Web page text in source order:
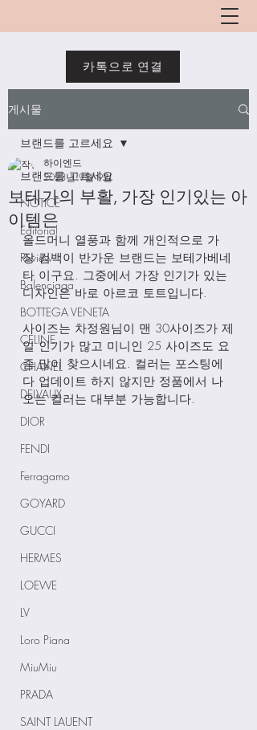
카톡으로 연결
게시물
브랜드를 고르세요
NOTICE
Editorial
Review
Balenciaga
BOTTEGA VENETA
CELINE
CHANEL
DELVAUX
DIOR
FENDI
Ferragamo
GOYARD
GUCCI
HERMES
LOEWE
LV
Loro Piana
MiuMiu
PRADA
SAINT LAUENT
브랜드를 고르세요
보테가의 부활, 가장 인기있는 아
이템은
하이엔드
2023년 9월 9일
올드머니 열풍과 함께 개인적으로 가
장 컴백이 반가운 브랜드는 보테가베네
타 이구요. 그중에서 가장 인기가 있는
디자인은 바로 아르코 토트입니다.
사이즈는 차정원님이 맨 30사이즈가 제
일 인기가 많고 미니인 25 사이즈도 요
즘 많이 찾으시네요. 컬러는 포스팅에
다 업데이트 하지 않지만 정품에서 나
오는 컬러는 대부분 가능합니다.